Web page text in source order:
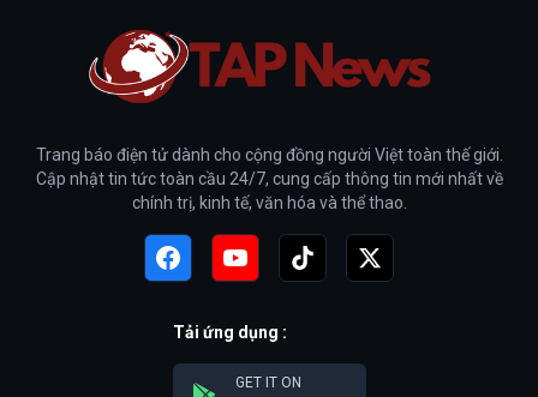
Trang báo điện tử dành cho cộng đồng người Việt toàn thế giới.
Cập nhật tin tức toàn cầu 24/7, cung cấp thông tin mới nhất về
chính trị, kinh tế, văn hóa và thể thao.
Tải ứng dụng :
GET IT ON